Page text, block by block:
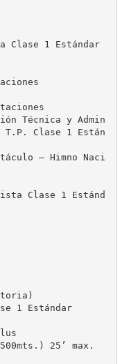
Clase 1 Estándar
Técnica y Admin
Clase 1 Están
– Himno Naci
Clase 1 Estánd
1 Estándar
25’ max.